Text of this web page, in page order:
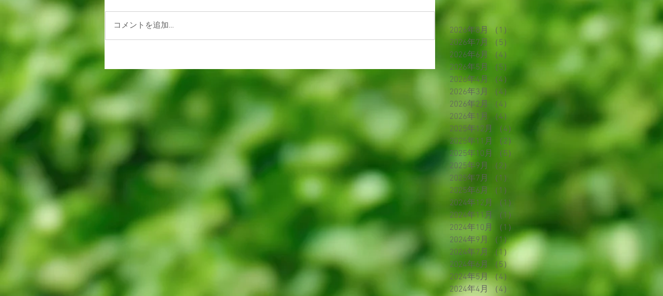
コメントを追加… 2026年8月 （1）
2026年7月
（5）
2026年6月
（4）
2026年5月
（5）
2026年4月
（4）
2026年3月
（4）
4件の記事
2026年2月
（4）
4件の記事
2026年1月
（4）
4件の記事
2025年12月
（4）
2025年11月
（2）
2025年10月
（5）
2025年9月
（2）
2025年7月
（1）
2025年6月
（1）
2024年12月
（1）
2024年11月
（1）
2024年10月
（1）
1件の記事
2024年9月
（1）1件の記事
2024年7月
（1）1件の記事
2024年6月
（5）5件の記事
2024年5月 （4） 4件の記事
2024年4月
（4）